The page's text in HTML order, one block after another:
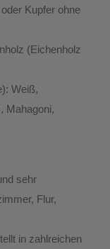
Kupfer ohne
(Eichenholz
Weiß,
Mahagoni,
sehr
Flur,
in zahlreichen